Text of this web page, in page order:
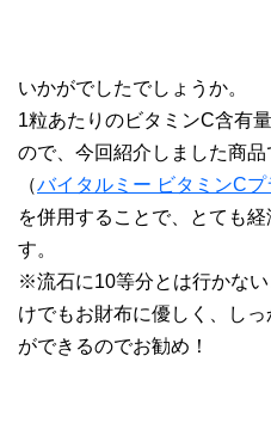
いかがでしたでしょうか。
1粒あたりのビタミンC含有
ので、今回紹介しました商
（バイタルミー ビタミンCプ
を併用することで、とても
す。
※流石に10等分とは行かな
けでもお財布に優しく、し
ができるのでお勧め！